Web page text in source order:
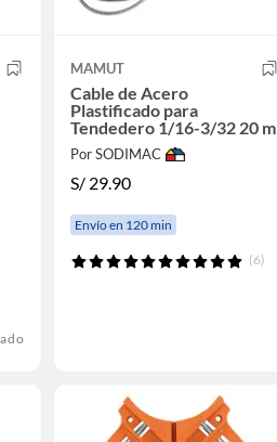
MAMUT
Cable de Acero
Plastificado para
Tendedero 1/16-3/32 20 m
Por SODIMAC
S/ 29.90
Envío en 120 min
(6)